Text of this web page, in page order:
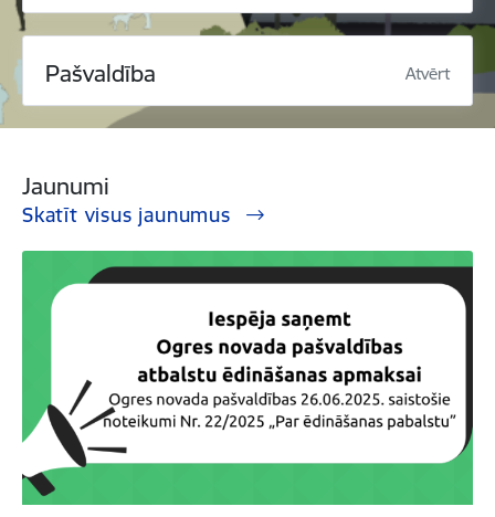
Pašvaldība Atvērt
Jaunumi
Skatīt visus jaunumus